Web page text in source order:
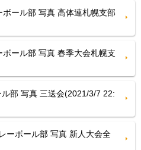
ール部 写真 高体連札幌支部
ール部 写真 春季大会札幌支
部 写真 三送会(2021/3/7 22:
ーボール部 写真 新人大会全